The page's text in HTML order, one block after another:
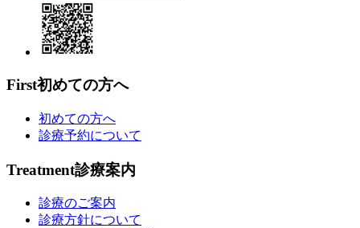
First初めての方へ
初めての方へ
診療予約について
Treatment診療案内
診療のご案内
診療方針について